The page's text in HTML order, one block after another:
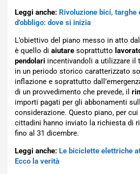
Leggi anche: Rivoluzione bici, targhe
d’obbligo: dove si inizia
L’obiettivo del piano messo in atto
è quello di aiutare soprattutto
pendolari incentivandoli a utilizzare il
in un periodo storico caratterizzato
inflazione e soprattutto
di un provvedimento che prevede, il
importi pagati per gli abbonamenti
considerazione. Questo piano, per cui
cittadini hanno inviato la richiesta di
fino al 31 dicembre.
Leggi anche: Le biciclette elettriche
Ecco la verità